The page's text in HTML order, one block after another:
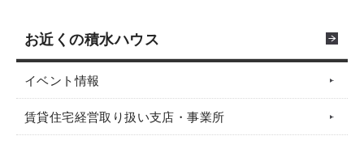
お近くの積水ハウス
イベント情報
賃貸住宅経営取り扱い支店・事業所